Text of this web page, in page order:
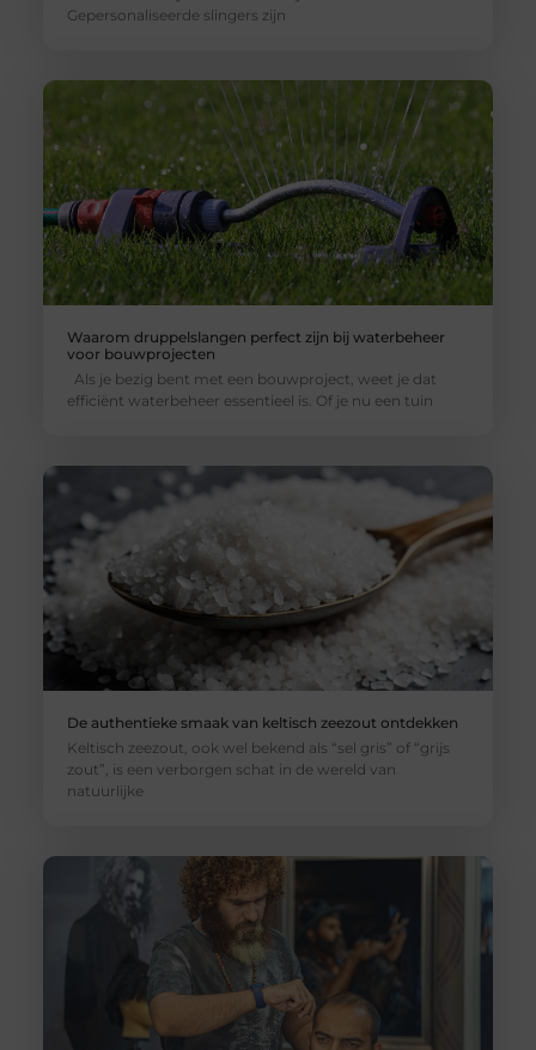
Gepersonaliseerde slingers zijn
Waarom druppelslangen perfect zijn bij waterbeheer
voor bouwprojecten
Als je bezig bent met een bouwproject, weet je dat
efficiënt waterbeheer essentieel is. Of je nu een tuin
De authentieke smaak van keltisch zeezout ontdekken
Keltisch zeezout, ook wel bekend als “sel gris” of “grijs
zout”, is een verborgen schat in de wereld van
natuurlijke